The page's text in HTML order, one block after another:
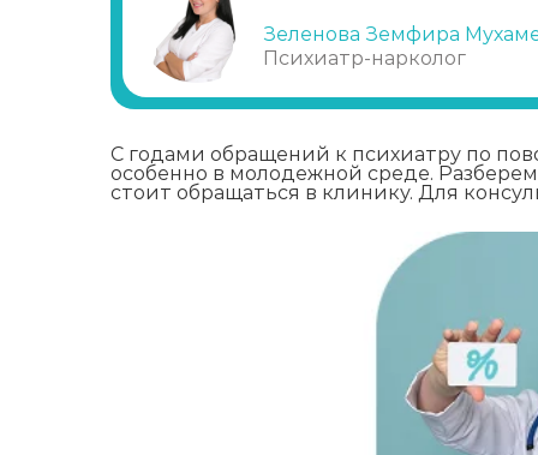
Зеленова Земфира
Психиатр-нарколог
С годами обращений к психиатру по
особенно в молодежной среде.
стоит обращаться в клинику. Для